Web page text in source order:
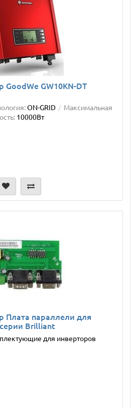
GW10KN-DT
ON-GRID
Максимальная
10000Вт
Плата параллели для
Brilliant
для инверторов